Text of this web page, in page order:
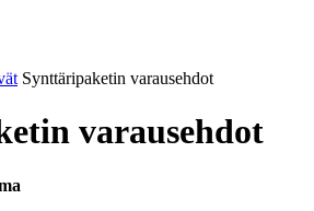
Synttäripaketin varausehdot
varausehdot